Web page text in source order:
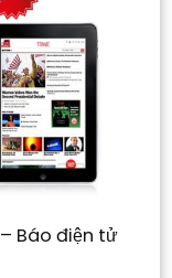
Báo điện tử